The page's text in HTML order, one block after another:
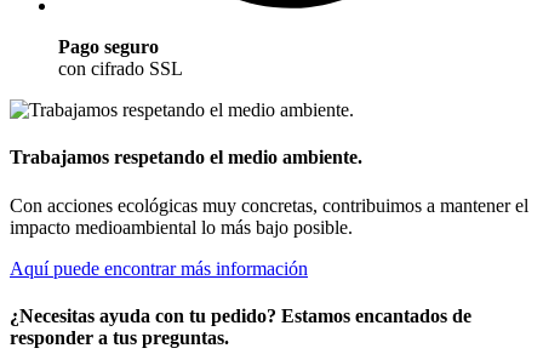
Pago seguro
con cifrado SSL
Trabajamos respetando el medio ambiente.
Con acciones ecológicas muy concretas, contribuimos a mantener el
impacto medioambiental lo más bajo posible.
Aquí puede encontrar más información
¿Necesitas ayuda con tu pedido? Estamos encantados de
responder a tus preguntas.